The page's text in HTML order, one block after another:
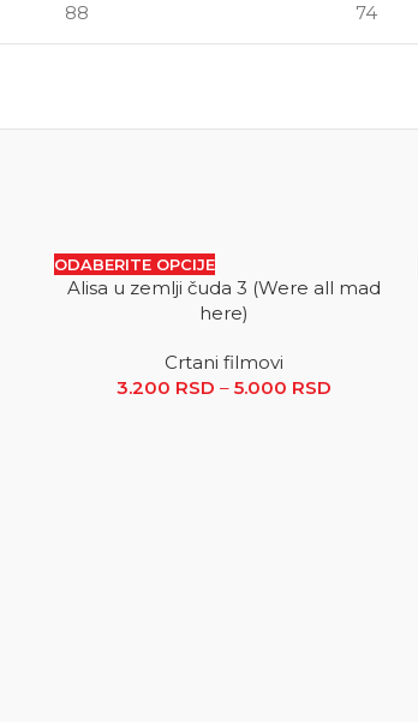
88 74
cena: od 2.500 RSD do 5.000 RSD
SALE
ODABERITE OPCIJE
Alisa u zemlji čuda 3 (Were all mad
here)
Crtani filmovi
3.200 RSD – 5.000 RSD